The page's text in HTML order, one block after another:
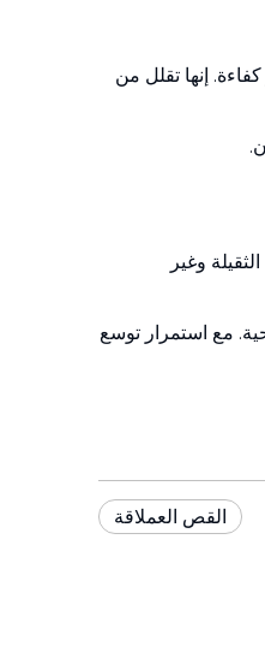
إنها تقلل من
وغير
مع استمرار توسع
القص العملاقة